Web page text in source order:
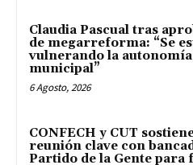
Claudia Pascual tras
de megarreforma: “Se
vulnerando la autonomía
municipal”
6 Agosto, 2026
CONFECH y CUT
reunión clave con
Partido de la Gente para